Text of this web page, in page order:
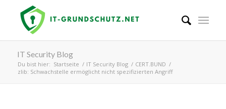
IT Security Blog
Du bist hier: Startseite / IT Security Blog / CERT.BUND /
zlib: Schwachstelle ermöglicht nicht spezifizierten Angriff